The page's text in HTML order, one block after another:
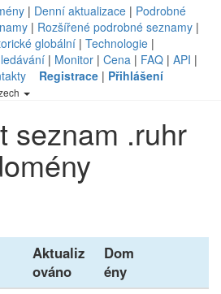
| Denní aktualizace | Podrobné
| Rozšířené podrobné seznamy |
globální | Technologie |
| Monitor | Cena | FAQ | API |
Registrace | Přihlášení
seznam .ruhr
Aktualiz
ováno
Dom
ény